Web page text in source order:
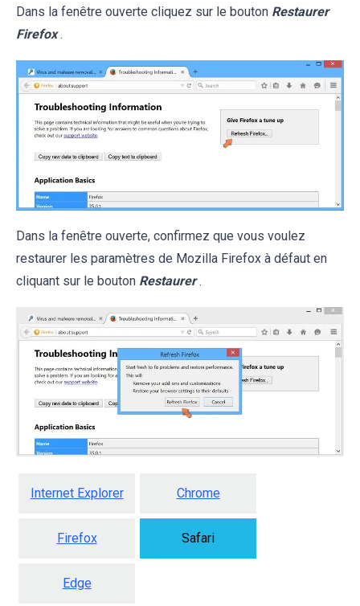
Dans la fenêtre ouverte cliquez sur le bouton Restaurer
Firefox .
Dans la fenêtre ouverte, confirmez que vous voulez
restaurer les paramètres de Mozilla Firefox à défaut en
cliquant sur le bouton Restaurer .
Internet Explorer Chrome
Firefox Safari
Edge